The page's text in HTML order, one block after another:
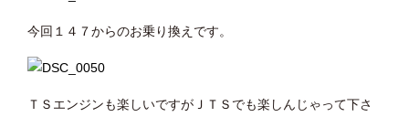
今回１４７からのお乗り換えです。
ＴＳエンジンも楽しいですがＪＴＳでも楽しんじゃって下さ